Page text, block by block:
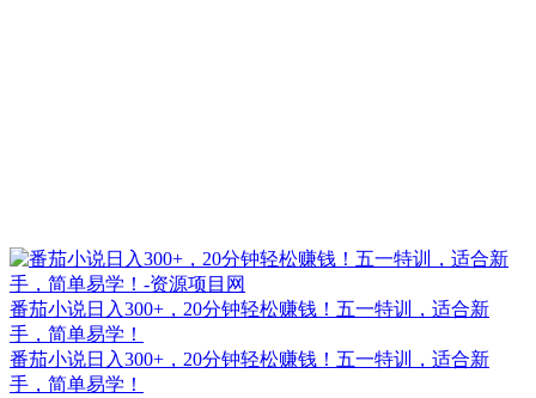
番茄小说日入300+，20分钟轻松赚钱！五一特训，适合新
手，简单易学！
番茄小说日入300+，20分钟轻松赚钱！五一特训，适合新
手，简单易学！